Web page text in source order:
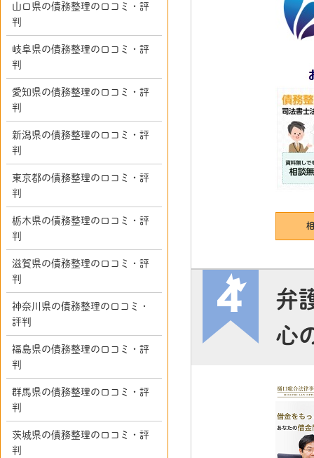
弁
心
山口県の債務整理の口コミ・評
判
岐阜県の債務整理の口コミ・評
判
愛知県の債務整理の口コミ・評
判
新潟県の債務整理の口コミ・評
判
東京都の債務整理の口コミ・評
判
栃木県の債務整理の口コミ・評
判
滋賀県の債務整理の口コミ・評
判
神奈川県の債務整理の口コミ・
評判
福島県の債務整理の口コミ・評
判
群馬県の債務整理の口コミ・評
判
茨城県の債務整理の口コミ・評
判